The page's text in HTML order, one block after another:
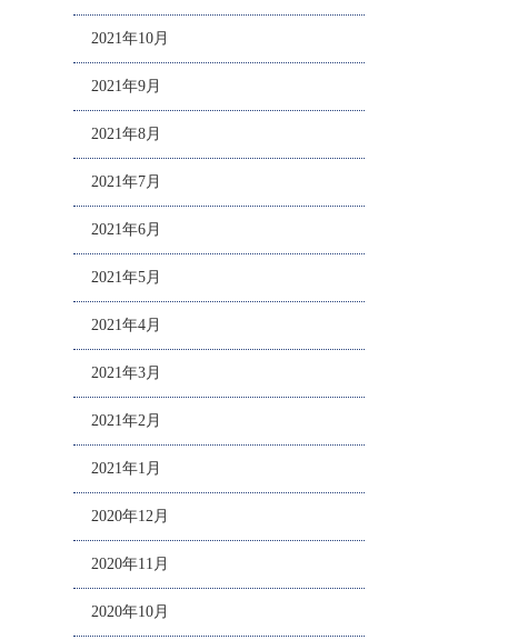
2021年10月
2021年9月
2021年8月
2021年7月
2021年6月
2021年5月
2021年4月
2021年3月
2021年2月
2021年1月
2020年12月
2020年11月
2020年10月